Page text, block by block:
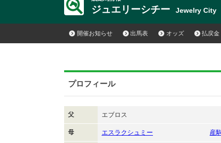
ジュエリーシチー Jewelry City
開催お知らせ 出馬表 オッズ 払戻金
プロフィール
父 エブロス
母 エスラクシュミー 産